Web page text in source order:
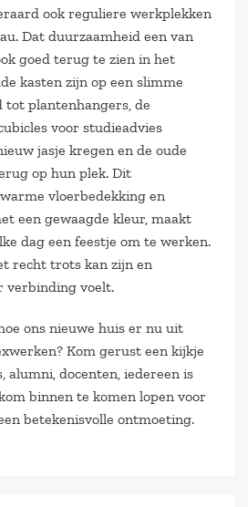
ook reguliere werkplekken
Dat duurzaamheid een van
goed terug te zien in het
kasten zijn op een slimme
plantenhangers, de
voor studieadvies
jasje kregen en de oude
op hun plek. Dit
vloerbedekking en
een gewaagde kleur, maakt
dag een feestje om te werken.
recht trots kan zijn en
verbinding voelt.
ons nieuwe huis er nu uit
Kom gerust een kijkje
alumni, docenten, iedereen is
binnen te komen lopen voor
betekenisvolle ontmoeting.